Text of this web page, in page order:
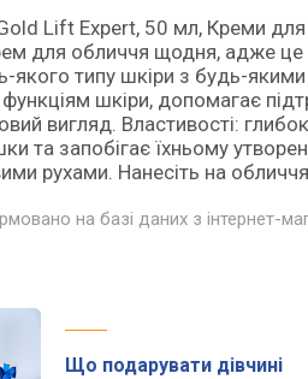
Lift Expert, 50 мл, Креми
для обличчя щодня, адже
якого типу шкіри з будь-
шкіри, допомагає
вигляд. Властивості:
та запобігає їхньому
рухами. Нанесіть на
на базі даних з інтернет-
Що подарувати дівчині